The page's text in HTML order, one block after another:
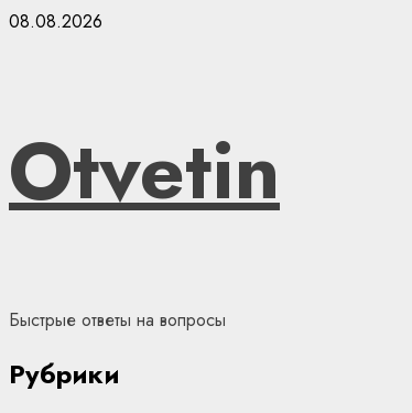
Skip
08.08.2026
Otvetin
Быстрые ответы на вопросы
Рубрики